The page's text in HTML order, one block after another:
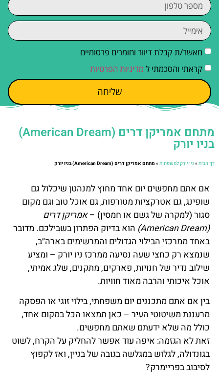
מאשר/ת קבלת דיוור וחומרים פרסומיים
קראתי והסכמתי ל מדיניות הפרטיות
שליחה
מתחם אמריקן דרים (American Dream)
בניו יורק
דף הבית» ניו יורק למשפחות» מתחם אמריקן דרים (American Dream) בניו יורק
אם אתם מחפשים יום אחד מחוץ למנהטן שיכלול גם
שופינג, גם אטרקציות מטורפות, גם אוכל טוב וגם מקום
סגור (למקרה של גשם או חמסין) –אמריקן דרים
(American Dream)
הוא בדיוק הפתרון בשבילכם. מדובר
באחד ממרכזי הבילוי הגדולים והמרשימים בארה״ב,
שנמצא רק כחצי שעה נסיעה ממרכז ניו יורק – ומציע
שילוב נדיר של חנויות, פארקים, מתקנים, שלג אמיתי,
אוכל איכותי והרבה מאוד חוויות.
בין אם אתם מתכננים יום משפחתי, בילוי זוגי או הפסקה
מרעננת משיטוטי העיר – כאן תמצאו הכל במקום אחד,
כולל מה שלא ידעתם שאתם מחפשים.
זאת לא הגזמה: איפה עוד אפשר להחליק על הקרח, לשוט
בגונדולה, לגלוש במגלשה בגובה של בניין, ואז לקפוץ
לסיבוב בפריימרק?